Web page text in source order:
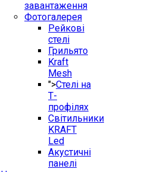
завантаження
Фотогалерея
Рейкові
стелі
Грильято
Kraft
Mesh
">Стелі на
Т-
профілях
Світильники
KRAFT
Led
Акустичні
панелі